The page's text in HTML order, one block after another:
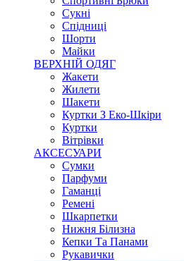
Сукні
Спідниці
Шорти
Майки
ВЕРХНІЙ ОДЯГ
Жакети
Жилети
Шакети
Куртки З Еко-Шкіри
Куртки
Вітрівки
АКСЕСУАРИ
Сумки
Парфуми
Гаманці
Ремені
Шкарпетки
Нижня Білизна
Кепки Та Панами
Рукавички